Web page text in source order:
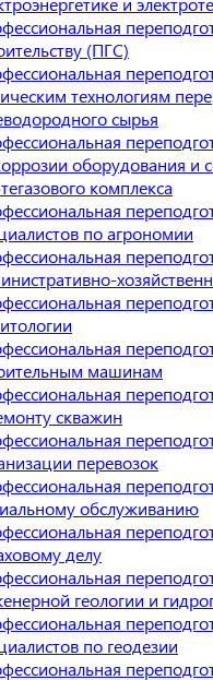
(ПГС)
технологиям
сырья
оборудования и
комплекса
по агрономии
машинам
скважин
перевозок
обслуживанию
делу
геологии и
по геодезии